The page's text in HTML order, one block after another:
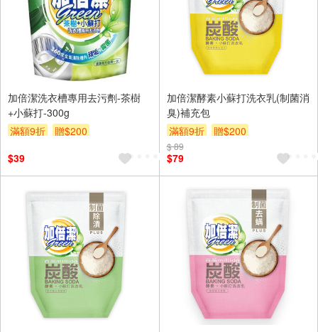
加倍潔洗衣槽專用去污劑-茶樹
+小蘇打-300g
滿額9折
贈$200
$39
加倍潔酵素小蘇打洗衣乳(制菌消
臭)補充包
滿額9折
贈$200
$ 89
$79